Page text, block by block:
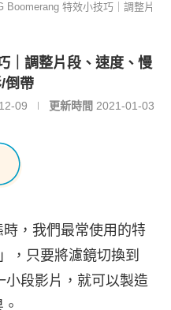
Boomerang 特效小技巧｜調整片
｜調整片段、速度、慢
倒帶
09 更新時間 2021-01-03
時，我們最常使用的特
」，只要將濾鏡切換到
小段影片，就可以製造